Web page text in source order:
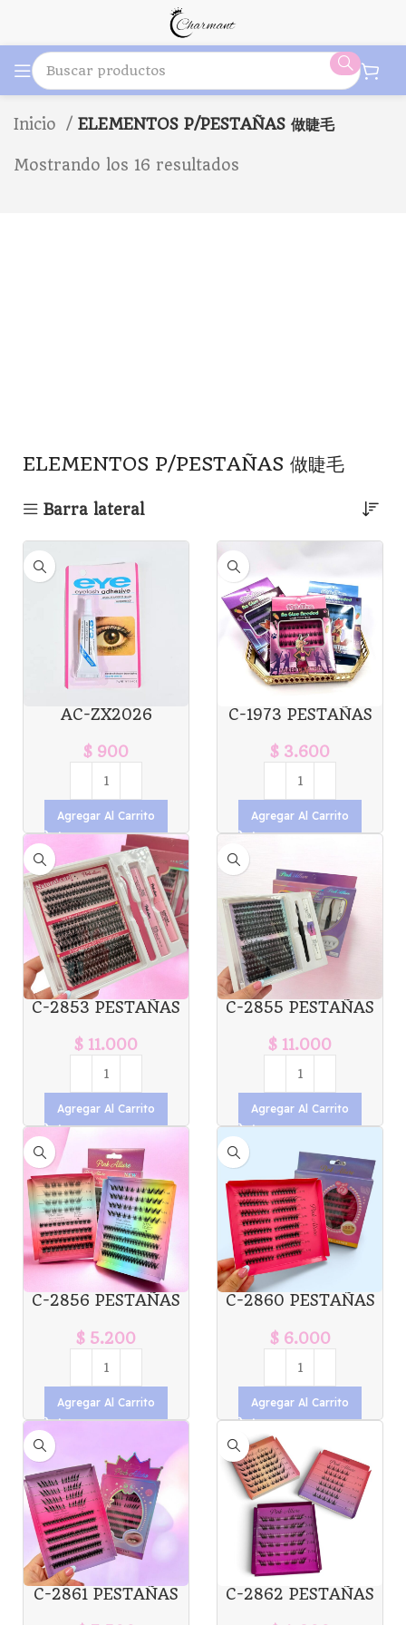
Inicio ELEMENTOS P/PESTAÑAS 做睫毛
Mostrando los 16 resultados
ELEMENTOS P/PESTAÑAS 做睫毛
Barra lateral
AC-ZX2026
PESTAÑAS EYE X1U.
*12
$ 900
Agregar Al Carrito
C-1973 PESTAÑAS
ZOOTOPIA X1U
$ 3.600
Agregar Al Carrito
C-2853 PESTAÑAS
PEGAMENTO Y
SELLADOR +
REMOVEDOR Y
PINZA X1U. *6
$ 11.000
Agregar Al Carrito
C-2855 PESTAÑAS
PEGAMENTO +
SELLADOR + PINZA
CLUSTERS PINK
ALLURE 100PZS *6
$ 11.000
Agregar Al Carrito
C-2856 PESTAÑAS
CLUSTER PINK
ALLURE X1U. *6
$ 5.200
Agregar Al Carrito
C-2860 PESTAÑAS
ALLURE X1U. *6
$6.000
Agregar Al Carrito
C-2861 PESTAÑAS
C-2862 PESTAÑAS